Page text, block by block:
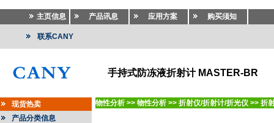
主页信息 产品讯息 应用方案 购买须知
联系CANY
手持式防冻液折射计 MASTER-BR
现货热卖
产品分类信息
物性分析 >> 物性分析 >> 折射仪/折射计/折光仪 >> 折